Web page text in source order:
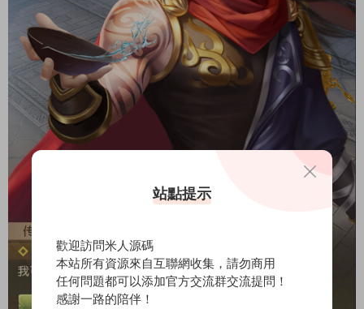
站點提示
歡迎訪問米人源碼
本站所有資源來自互聯網收集，請勿商用
任何問題都可以添加官方交流群交流提問！
感謝一路的陪伴！